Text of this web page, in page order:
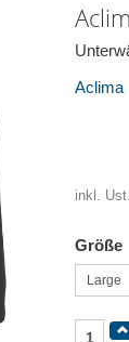
Aclima
inkl.
Größe